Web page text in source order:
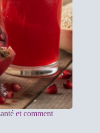
et comment